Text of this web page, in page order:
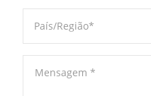
País/Região*
Mensagem *